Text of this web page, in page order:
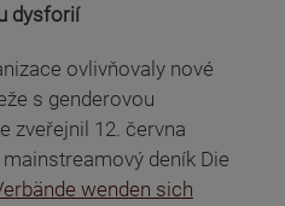
dysforií
ovlivňovaly nové
s genderovou
zveřejnil 12. června
deník Die
wenden sich